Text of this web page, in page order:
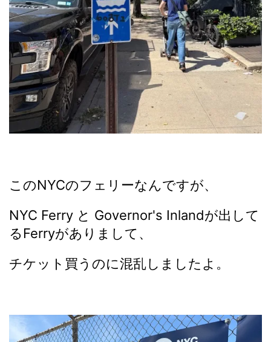
このNYCのフェリーなんですが、
NYC Ferry と Governor's Inlandが出して
るFerryがありまして、
チケット買うのに混乱しましたよ。